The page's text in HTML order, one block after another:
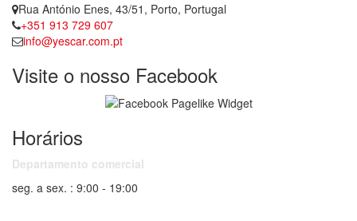
Rua António Enes, 43/51, Porto, Portugal
+351 913 729 607
info@yescar.com.pt
Visite o nosso Facebook
Horários
Departamento comercial
seg. a sex. : 9:00 - 19:00